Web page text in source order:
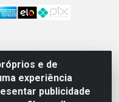
e de
experiência
publicidade
Conego Luiz W
do Arroio Duro,
102 - CNPJ
26